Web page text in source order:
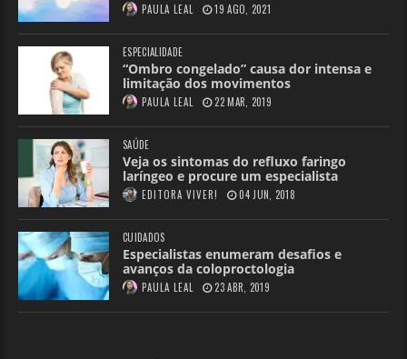
PAULA LEAL 19 AGO, 2021
ESPECIALIDADE
“Ombro congelado” causa dor intensa e
limitação dos movimentos
PAULA LEAL 22 MAR, 2019
SAÚDE
Veja os sintomas do refluxo faringo
laríngeo e procure um especialista
EDITORA VIVER! 04 JUN, 2018
CUIDADOS
Especialistas enumeram desafios e
avanços da coloproctologia
PAULA LEAL 23 ABR, 2019